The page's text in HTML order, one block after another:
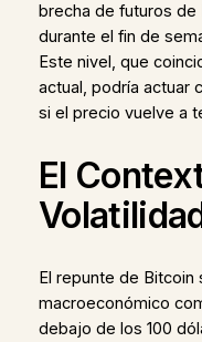
brecha de futuros de
durante el fin de
Este nivel, que
actual, podría actuar
si el precio vuelve a
El
El repunte de
macroeconómico
debajo de los 100